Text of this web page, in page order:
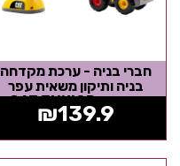
חברי בניה - ערכת מקדחה
בניה ותיקון משאית עפר
מסדרת CAT JUNIOR
₪139.9